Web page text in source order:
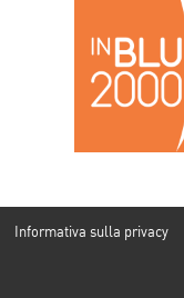
Informativa sulla privacy